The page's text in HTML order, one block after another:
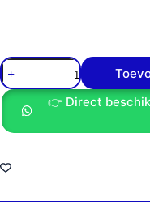
Luchthand
rood
automaat
M22
aantal
👉 Direct